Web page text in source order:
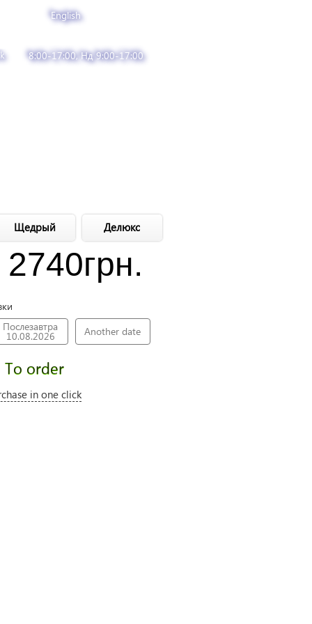
English
8:00-17:00, Нд 9:00-17:00
Щедрый Делюкс
2740грн.
Послезавтра
10.08.2026 Another date
To order
in one click